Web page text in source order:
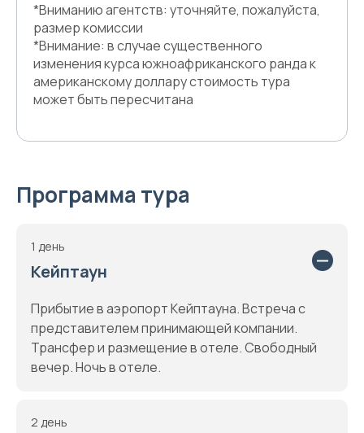
*Вниманию агентств: уточняйте, пожалуйста,
размер комиссии
*Внимание: в случае существенного
изменения курса южноафриканского ранда к
американскому доллару стоимость тура
может быть пересчитана
Программа тура
1 день
Кейптаун
Прибытие в аэропорт Кейптауна. Встреча с
представителем принимающей компании.
Трансфер и размещение в отеле. Свободный
вечер. Ночь в отеле.
2 день